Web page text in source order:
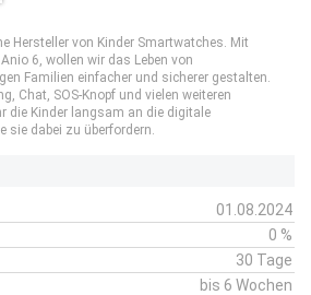
Hersteller von Kinder Smartwatches. Mit
6, wollen wir das Leben von
Familien einfacher und sicherer gestalten.
Chat, SOS-Knopf und vielen weiteren
die Kinder langsam an die digitale
sie dabei zu überfordern.
01.08.2024
0 %
30 Tage
bis 6 Wochen